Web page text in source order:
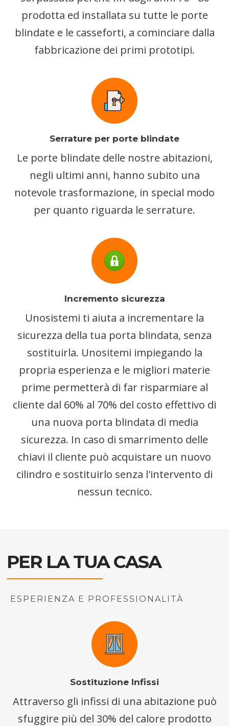
prodotta ed installata su tutte le porte
blindate e le casseforti, a cominciare dalla
fabbricazione dei primi prototipi.
Serrature per porte blindate
Le porte blindate delle nostre abitazioni,
negli ultimi anni, hanno subito una
notevole trasformazione, in special modo
per quanto riguarda le serrature.
Incremento sicurezza
Unosistemi ti aiuta a incrementare la
sicurezza della tua porta blindata, senza
sostituirla. Unositemi impiegando la
propria esperienza e le migliori materie
prime permetterà di far risparmiare al
cliente dal 60% al 70% del costo effettivo di
una nuova porta blindata di media
sicurezza. In caso di smarrimento delle
chiavi il cliente può acquistare un nuovo
cilindro e sostituirlo senza l'intervento di
nessun tecnico.
PER LA TUA CASA
ESPERIENZA E PROFESSIONALITÀ
Sostituzione Infissi
Attraverso gli infissi di una abitazione può
sfuggire più del 30% del calore prodotto